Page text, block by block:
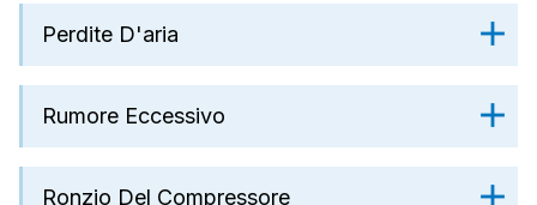
Perdite D'aria
Rumore Eccessivo
Ronzio Del Compressore